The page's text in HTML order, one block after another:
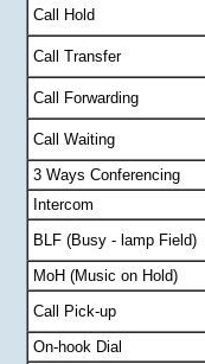
Call Hold
Call Transfer
Call Forwarding
Call Waiting
3 Ways Conferencing
Intercom
BLF (Busy - lamp Field)
MoH (Music on Hold)
Call Pick-up
On-hook Dial